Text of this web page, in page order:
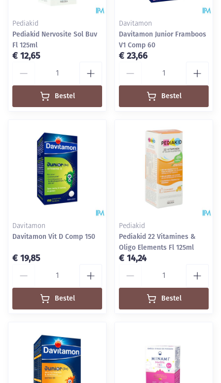
Pediakid
Pediakid Nervosite Sol Buv
Fl 125ml
€ 12,65
Bestel
Davitamon
Davitamon Junior Framboos
V1 Comp 60
€ 23,66
Bestel
Davitamon
Davitamon Vit D Comp 150
€ 19,85
Bestel
Pediakid
Pediakid 22 Vitamines &
Oligo Elements Fl 125ml
€ 14,24
Bestel